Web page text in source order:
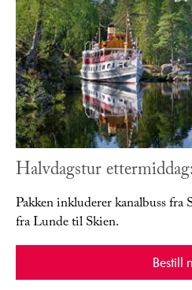
Halvdagstur
Pakken inkluderer kanalbuss
fra Lunde til Skien.
Bestill